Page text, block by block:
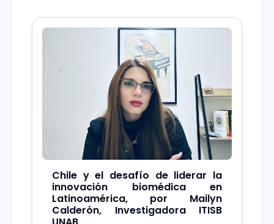
Chile y el desafío de liderar la
innovación biomédica en
Latinoamérica, por Mailyn
Calderón, Investigadora ITISB